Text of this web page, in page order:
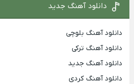
دانلود آهنگ جدید
دانلود آهنگ بلوچی
دانلود آهنگ ترکی
دانلود آهنگ جدید
دانلود آهنگ کردی